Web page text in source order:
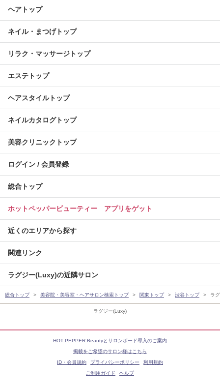
ラグジー(Luxy)
ヘアトップ
ネイル・まつげトップ
リラク・マッサージトップ
エステトップ
ヘアスタイルトップ
ネイルカタログトップ
美容クリニックトップ
ログイン / 会員登録
総合トップ
ホットペッパービューティー アプリをゲット
近くのエリアから探す
関連リンク
ラグジー(Luxy)の近隣サロン
総合トップ 美容院・美容室・ヘアサロン検索トップ 関東トップ 渋谷トップ ラ
HOT PEPPER Beautyとサロンボード導入のご案内
掲載をご希望のサロン様はこちら
ID・会員規約
プライバシーポリシー
利用規約
ご利用ガイド
ヘルプ